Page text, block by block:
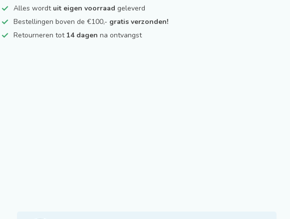
Alles wordt uit eigen voorraad geleverd
Bestellingen boven de €100,- gratis verzonden!
Retourneren tot 14 dagen na ontvangst